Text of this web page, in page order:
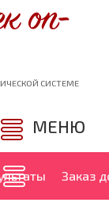
on-
СИСТЕМЕ
МЕНЮ
Заказ